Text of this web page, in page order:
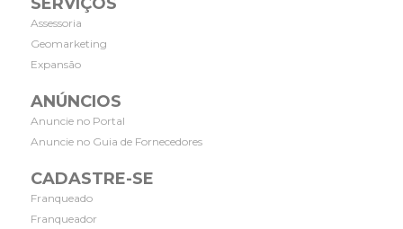
Assessoria
Geomarketing
Expansão
ANÚNCIOS
Anuncie no Portal
Anuncie no Guia de Fornecedores
CADASTRE-SE
Franqueado
Franqueador